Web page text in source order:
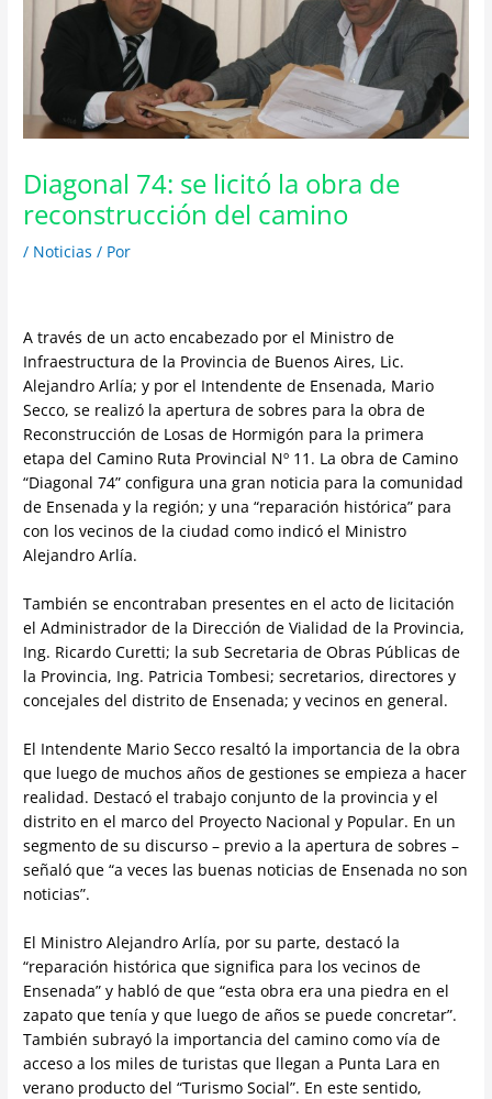
Diagonal 74: se licitó la obra de
reconstrucción del camino
/ Noticias / Por
A través de un acto encabezado por el Ministro de
Infraestructura de la Provincia de Buenos Aires, Lic.
Alejandro Arlía; y por el Intendente de Ensenada, Mario
Secco, se realizó la apertura de sobres para la obra de
Reconstrucción de Losas de Hormigón para la primera
etapa del Camino Ruta Provincial Nº 11. La obra de Camino
“Diagonal 74” configura una gran noticia para la comunidad
de Ensenada y la región; y una “reparación histórica” para
con los vecinos de la ciudad como indicó el Ministro
Alejandro Arlía.
También se encontraban presentes en el acto de licitación
el Administrador de la Dirección de Vialidad de la Provincia,
Ing. Ricardo Curetti; la sub Secretaria de Obras Públicas de
la Provincia, Ing. Patricia Tombesi; secretarios, directores y
concejales del distrito de Ensenada; y vecinos en general.
El Intendente Mario Secco resaltó la importancia de la obra
que luego de muchos años de gestiones se empieza a hacer
realidad. Destacó el trabajo conjunto de la provincia y el
distrito en el marco del Proyecto Nacional y Popular. En un
segmento de su discurso – previo a la apertura de sobres –
señaló que “a veces las buenas noticias de Ensenada no son
noticias”.
El Ministro Alejandro Arlía, por su parte, destacó la
“reparación histórica que significa para los vecinos de
Ensenada” y habló de que “esta obra era una piedra en el
zapato que tenía y que luego de años se puede concretar”.
También subrayó la importancia del camino como vía de
acceso a los miles de turistas que llegan a Punta Lara en
verano producto del “Turismo Social”. En este sentido,